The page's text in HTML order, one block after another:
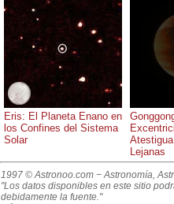
Eris: El Planeta Enano en
los Confines del Sistema
Solar
Lejanas
1997 © Astronoo.com − Astronomía,
"Los datos disponibles en este sitio
debidamente la fuente."